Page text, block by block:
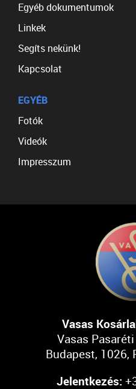
Egyéb dokumentumok
Linkek
Segíts nekünk!
Kapcsolat
EGYÉB
Fotók
Videók
Impresszum
Vasas
Vasas
Budapest, 1026,
Jelentkezés: